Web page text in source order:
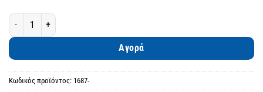
Βολάκι φρέσκο ποσότητα
Αγορά
Κωδικός προϊόντος: 1687-